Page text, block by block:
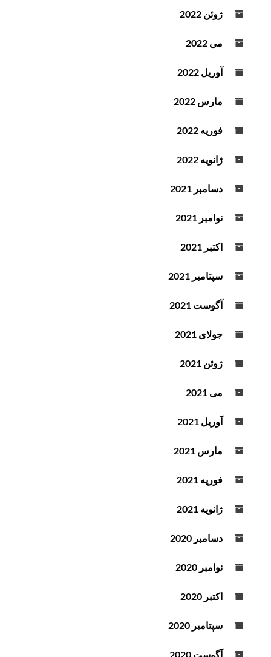
ژوئن 2022
می 2022
آوریل 2022
مارس 2022
فوریه 2022
ژانویه 2022
دسامبر 2021
نوامبر 2021
اکتبر 2021
سپتامبر 2021
آگوست 2021
جولای 2021
ژوئن 2021
می 2021
آوریل 2021
مارس 2021
فوریه 2021
ژانویه 2021
دسامبر 2020
نوامبر 2020
اکتبر 2020
سپتامبر 2020
آگوست 2020